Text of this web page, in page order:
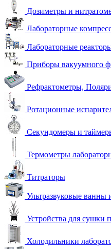
Дозиметры и
Лабораторные
Лабораторные
Приборы вакуумного
Рефрактометры,
Ротационные
Секундомеры и
Термометры
Титраторы
Ультразвуковые ванны
Устройства для сушки
Холодильники